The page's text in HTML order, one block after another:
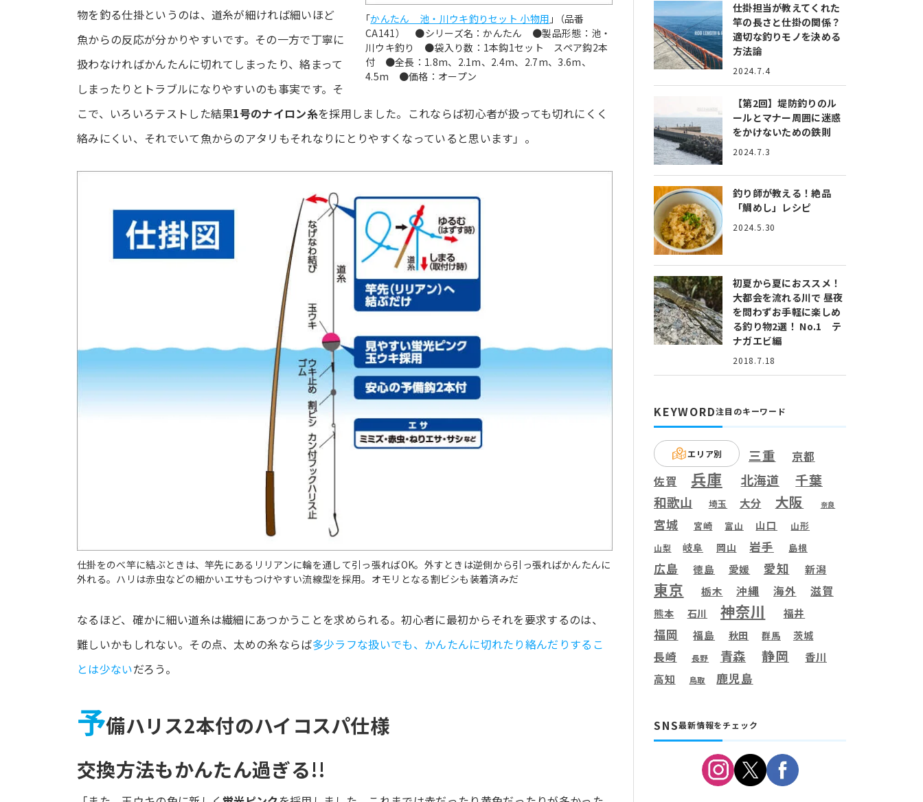
｢かんたん 池・川ウキ釣りセット 小物用 ｣（品番
CA141） ●シリーズ名：かんたん ●製品形態：池・
川ウキ釣り ●袋入り数：1本鈎1セット スペア鈎2本
付 ●全長：1.8m、2.1m、2.4m、2.7m、3.6m、
4.5m ●価格：オープン
物を釣る仕掛というのは、道糸が細ければ細いほど
魚からの反応が分かりやすいです。その一方で丁寧に
扱わなければかんたんに切れてしまったり、絡まって
しまったりとトラブルになりやすいのも事実です。そ
こで、いろいろテストした結果1号のナイロン糸を採用しました。これならば初心者が扱っても切れにくく
絡みにくい、それでいて魚からのアタリもそれなりにとりやすくなっていると思います」。
仕掛をのべ竿に結ぶときは、竿先にあるリリアンに輪を通して引っ張ればOK。外すときは逆側から引っ張ればかんたんに
外れる。ハリは赤虫などの細かいエサもつけやすい流線型を採用。オモリとなる割ビシも装着済みだ
なるほど、確かに細い道糸は繊細にあつかうことを求められる。初心者に最初からそれを要求するのは、
難しいかもしれない。その点、太めの糸ならば多少ラフな扱いでも、かんたんに切れたり絡んだりするこ
とは少ないだろう。
予備ハリス2本付のハイコスパ仕様
交換方法もかんたん過ぎる!!
仕掛担当が教えてくれた
竿の長さと仕掛の関係？
適切な釣りモノを決める
方法論
2024.7.4
【第2回】堤防釣りのル
ールとマナー周囲に迷惑
をかけないための鉄則
2024.7.3
釣り師が教える！絶品
「鯛めし」レシピ
2024.5.30
初夏から夏におススメ！
大都会を流れる川で 昼夜
を問わずお手軽に楽しめ
る釣り物2選！ No.1 テ
ナガエビ編
2018.7.18
KEYWORD注目のキーワード
エリア別 三重 京都
佐賀 兵庫 北海道 千葉
和歌山 埼玉 大分 大阪 奈良
宮城 宮崎 富山 山口 山形
山梨 岐阜 岡山 岩手 島根
広島 徳島 愛媛 愛知 新潟
東京 栃木 沖縄 海外 滋賀
熊本 石川 神奈川 福井
福岡 福島 秋田 群馬 茨城
長崎 長野 青森 静岡 香川
高知 鳥取 鹿児島
SNS最新情報をチェック